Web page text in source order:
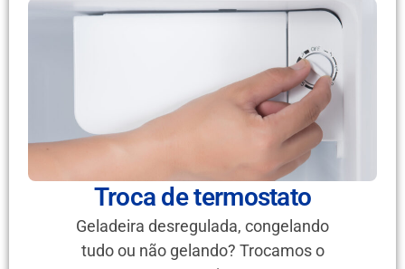
Troca de termostato
Geladeira desregulada, congelando
tudo ou não gelando? Trocamos o